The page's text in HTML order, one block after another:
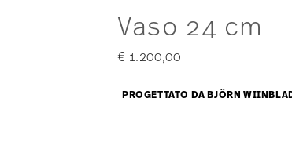
Vaso 24 cm
€ 1.200,00
PROGETTATO DA BJÖRN